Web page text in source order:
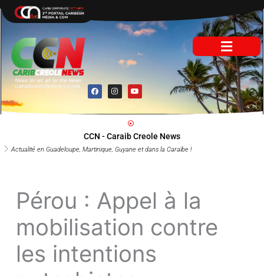
au
F
a
c
b
k
I
n
s
a
a
Y
o
u
u
Actualité en Guadeloupe, Martinique, Guyane et dans la Caraïbe !
CCN - Caraib Creole News
Pérou : Appel à la
mobilisation contre
les intentions